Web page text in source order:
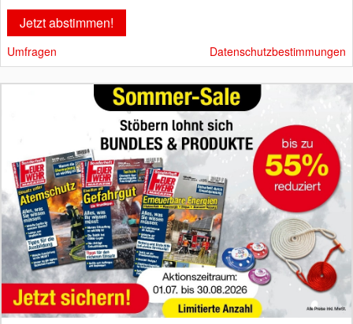
Umfragen Datenschutzbestimmungen